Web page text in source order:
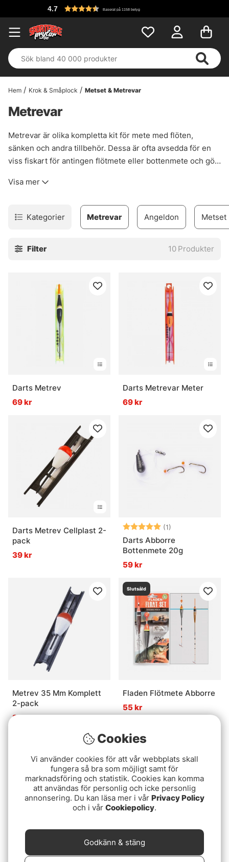
4.7 Baserat på 1158 betyg
Hem Krok & Småplock Metset & Metrevar
Metrevar
Metrevar är olika kompletta kit för mete med flöten,
sänken och andra tillbehör. Dessa är ofta avsedda för en
viss fiskart för antingen flötmete eller bottenmete och gör
metreven avser. Här hittar du metrevar för olika arter som
Visa mer
Kategorier Angeldon
Metrevar Metset
Filter 10 Produkter
Darts Metrev
69 kr
Darts Metrevar Meter
69 kr
Darts Metrev Cellplast 2-
pack
39 kr
Betyg: (1)
Darts Abborre
Bottenmete 20g
59 kr
Metrev 35 Mm Komplett
2-pack
25 kr
Slutsåld
Fladen Flötmete Abborre
55 kr
Konger Flöteskit (3-
pack)
Slutsåld
Metrev Mini
Cookies
Vi använder cookies för att vår webbplats skall
fungera så bra som möjligt samt för
marknadsföring och statistik. Cookies kan komma
att användas för personlig och icke personlig
annonsering. Du kan läsa mer i vår Privacy Policy
och i vår Cookiepolicy.
Godkänn & stäng